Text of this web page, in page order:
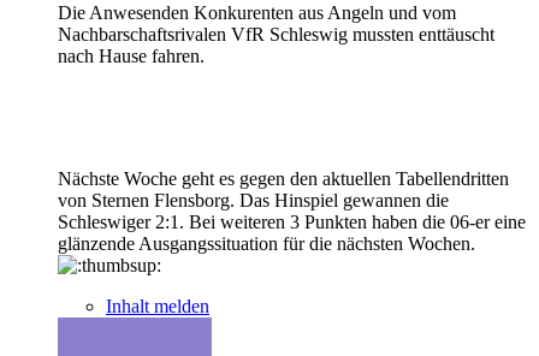
Die Anwesenden Konkurenten aus Angeln und vom
Nachbarschaftsrivalen VfR Schleswig mussten enttäuscht
nach Hause fahren.
Nächste Woche geht es gegen den aktuellen Tabellendritten
von Sternen Flensborg. Das Hinspiel gewannen die
Schleswiger 2:1. Bei weiteren 3 Punkten haben die 06-er eine
glänzende Ausgangssituation für die nächsten Wochen.
Inhalt melden